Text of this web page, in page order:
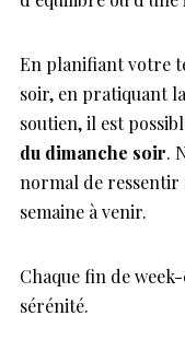
En planifiant votre
soir, en pratiquant
soutien, il est
du dimanche soir.
normal de ressentir
semaine à venir.
Chaque fin de
sérénité.